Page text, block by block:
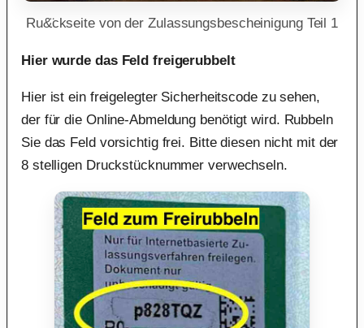
Ru&̈ckseite von der Zulassungsbescheinigung Teil 1
Hier wurde das Feld freigerubbelt
Hier ist ein freigelegter Sicherheitscode zu sehen,
der für die Online-Abmeldung benötigt wird. Rubbeln
Sie das Feld vorsichtig frei. Bitte diesen nicht mit der
8 stelligen Druckstücknummer verwechseln.